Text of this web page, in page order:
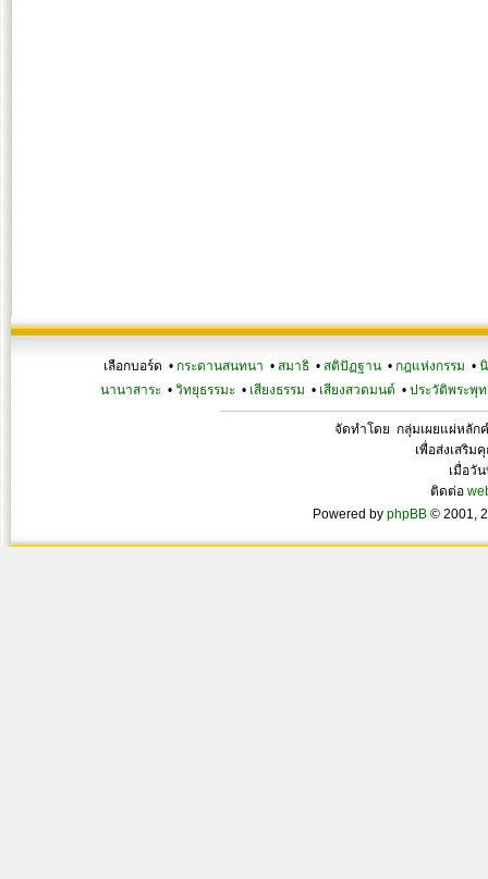
เลือกบอร์ด • กระดานสนทนา • สมาธิ • สติปัฏฐาน • กฎแห่งกรรม •
นานาสาระ• วิทยุธรรมะ• เสียงธรรม • เสียงสวดมนต์ • ประวัติพระพุท
จัดทำโดย กลุ่มเผยแผ่หลัก
เพื่อส่งเสริม
เมื่อวั
ติดต่อ
Powered by phpBB © 2001,